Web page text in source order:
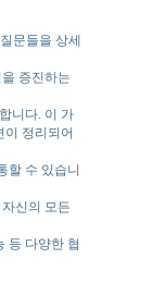
문들을 상세
증진하는
니다. 이 가
이 정리되어
할 수 있습니
신의 모든
등 다양한 협